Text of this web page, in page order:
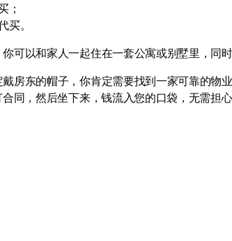
；
买。
可以和家人一起住在一套公寓或别墅里，同
房东的帽子，你肯定需要找到一家可靠的物
同，然后坐下来，钱流入您的口袋，无需担心